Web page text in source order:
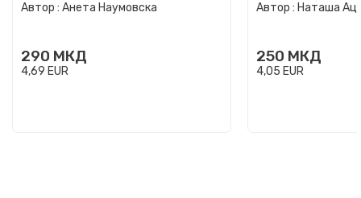
Автор : Анета Наумовска
290 МКД
4,69 EUR
Автор : Наташа
250 МКД
4,05 EUR